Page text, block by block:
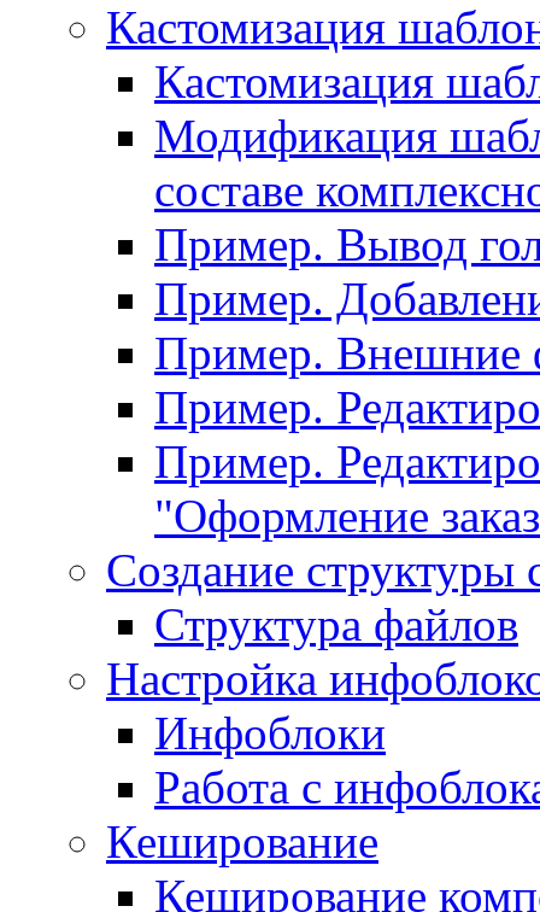
Кастомизация
Кастомизация
Модификация
составе
Пример. Вывод
Пример.
Пример. Внешние
Пример.
Пример.
"Оформление
Создание структуры
Структура файлов
Настройка
Инфоблоки
Работа с
Кеширование
Кеширование